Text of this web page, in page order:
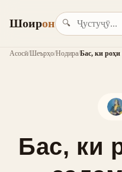
Шоирон 🔍
Асосӣ/Шеърҳо/Нодира/Бас, ки
Бас, ки